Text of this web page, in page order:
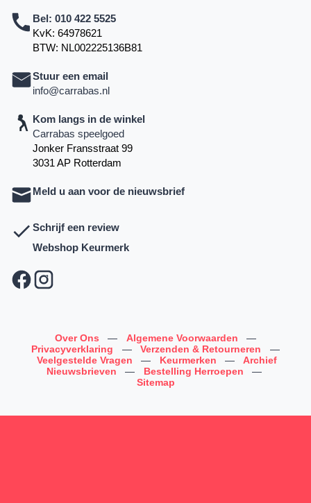
Bel: 010 422 5525
KvK: 64978621
BTW: NL002225136B81
Stuur een email
info@carrabas.nl
Kom langs in de winkel
Carrabas speelgoed
Jonker Fransstraat 99
3031 AP Rotterdam
Meld u aan voor de nieuwsbrief
Schrijf een review
Webshop Keurmerk
Over Ons — Algemene Voorwaarden
—
Privacyverklaring
— Verzenden & Retourneren
—
Veelgestelde Vragen
— Keurmerken —
Archief
Nieuwsbrieven
— Bestelling Herroepen
—
Sitemap